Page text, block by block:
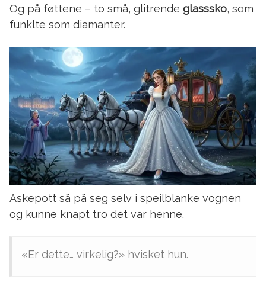
Og på føttene – to små, glitrende glasssko, som
funklte som diamanter.
Askepott så på seg selv i speilblanke vognen
og kunne knapt tro det var henne.
«Er dette… virkelig?» hvisket hun.